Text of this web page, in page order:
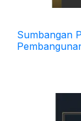
Sumbangan